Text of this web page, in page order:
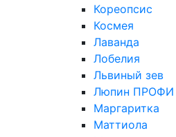
Кореопсис
Космея
Лаванда
Лобелия
Львиный зев
Люпин ПРОФИ
Маргаритка
Маттиола